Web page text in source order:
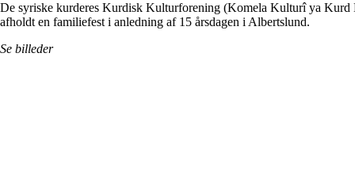
De syriske kurderes Kurdisk Kulturforening (Komela Kulturî ya
afholdt en familiefest i anledning af 15 årsdagen i Albertslund.
Se billeder